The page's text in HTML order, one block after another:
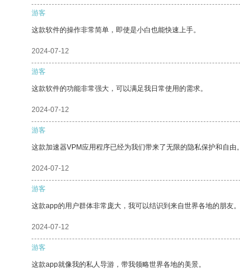
游客
这款软件的操作非常简单，即使是小白也能快速上手。
2024-07-12
游客
这款软件的功能非常强大，可以满足我日常使用的需求。
2024-07-12
游客
这款加速器VPM应用程序已经为我们带来了无限的隐私保护和自由。
2024-07-12
游客
这款app的用户群体非常庞大，我可以结识到来自世界各地的朋友。
2024-07-12
游客
这款app就像我的私人导游，带我领略世界各地的美景。